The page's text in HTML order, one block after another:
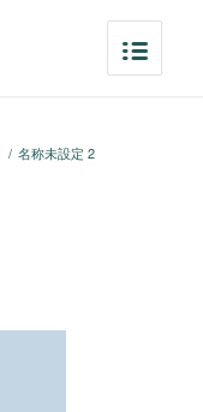
/ 名称未設定 2